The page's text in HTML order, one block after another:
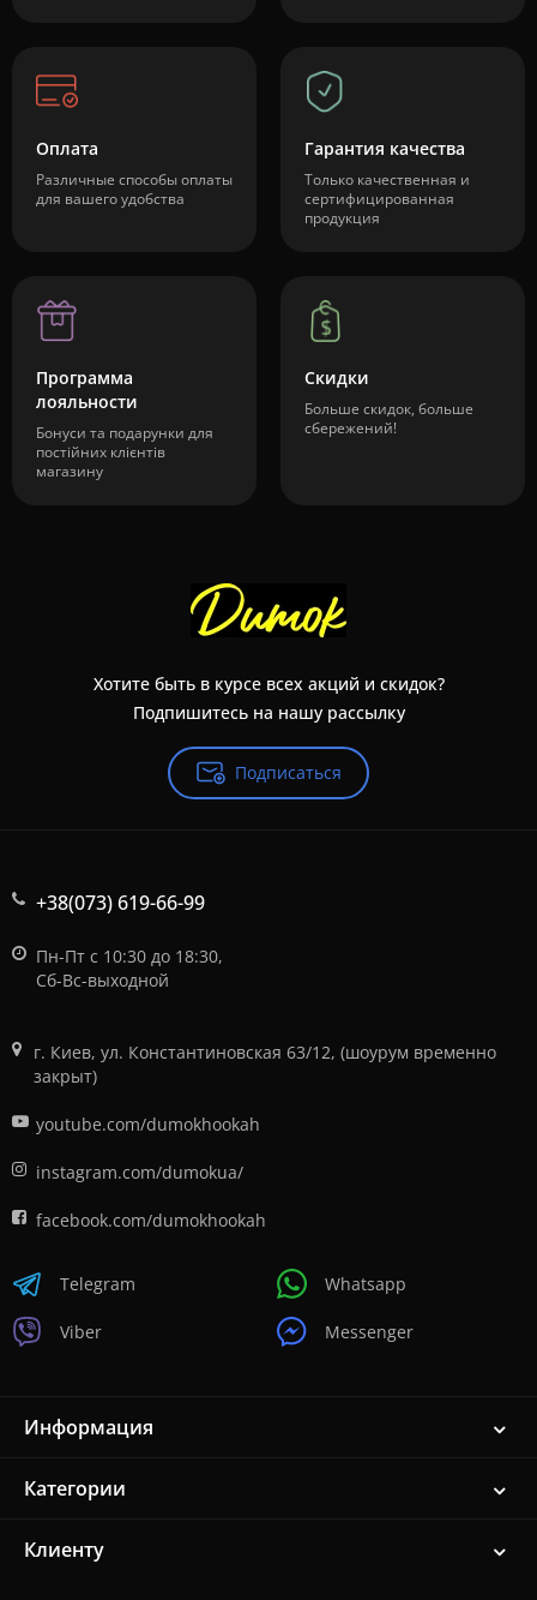
Оплата
Различные способы оплаты
для вашего удобства
Гарантия качества
Только качественная и
сертифицированная
продукция
Программа
лояльности
Бонуси та подарунки для
постійних клієнтів
магазину
Скидки
Больше скидок, больше
сбережений!
Хотите быть в курсе всех акций и скидок?
Подпишитесь на нашу рассылку
Подписаться
+38(073) 619-66-99
Пн-Пт с 10:30 до 18:30,
Сб-Вс-выходной
г. Киев, ул. Константиновская 63/12, (шоурум временно
закрыт)
youtube.com/dumokhookah
instagram.com/dumokua/
facebook.com/dumokhookah
Telegram
Viber
Whatsapp
Messenger
Информация
Категории
Клиенту